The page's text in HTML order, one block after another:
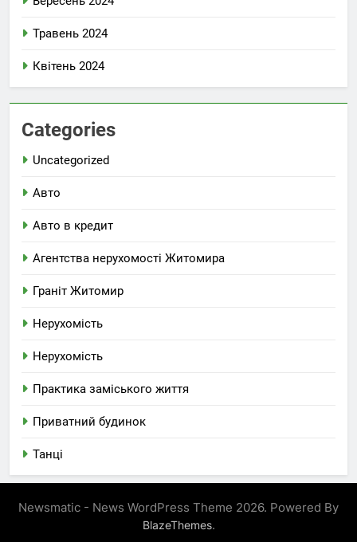
Травень 2024
Квітень 2024
Categories
Uncategorized
Авто
Авто в кредит
Агентства нерухомості Житомира
Граніт Житомир
Нерухомість
Нерухомість
Практика заміського життя
Приватний будинок
Танці
Newsmatic - News WordPress Theme 2026. Powered By
BlazeThemes.